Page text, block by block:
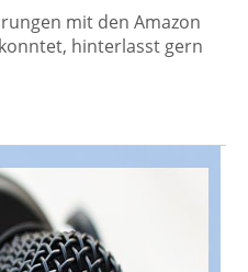
mit den Amazon
hinterlasst gern